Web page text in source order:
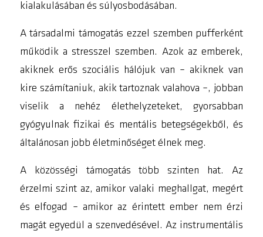
kialakulásában és súlyosbodásában.
A társadalmi támogatás ezzel szemben pufferként
működik a stresszel szemben. Azok az emberek,
akiknek erős szociális hálójuk van – akiknek van
kire számítaniuk, akik tartoznak valahova –, jobban
viselik a nehéz élethelyzeteket, gyorsabban
gyógyulnak fizikai és mentális betegségekből, és
általánosan jobb életminőséget élnek meg.
A közösségi támogatás több szinten hat. Az
érzelmi szint az, amikor valaki meghallgat, megért
és elfogad – amikor az érintett ember nem érzi
magát egyedül a szenvedésével. Az instrumentális